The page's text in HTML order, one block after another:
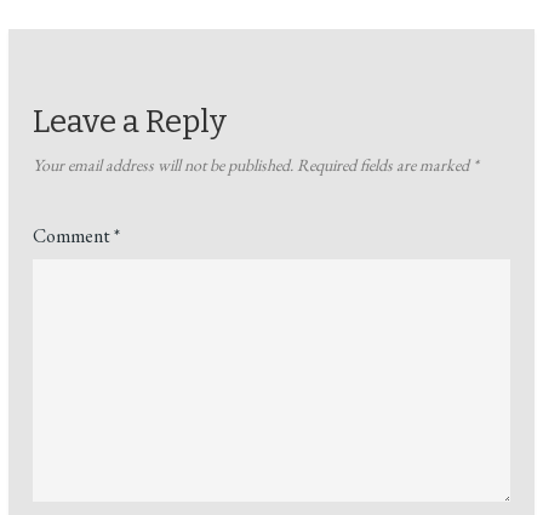
Leave a Reply
Your email address will not be published. Required fields are marked*
Comment*